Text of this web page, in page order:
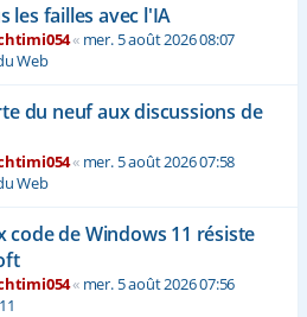
les failles avec l'IA
« mer. 5 août 2026 08:07
Web
du neuf aux discussions de
« mer. 5 août 2026 07:58
Web
code de Windows 11 résiste
« mer. 5 août 2026 07:56